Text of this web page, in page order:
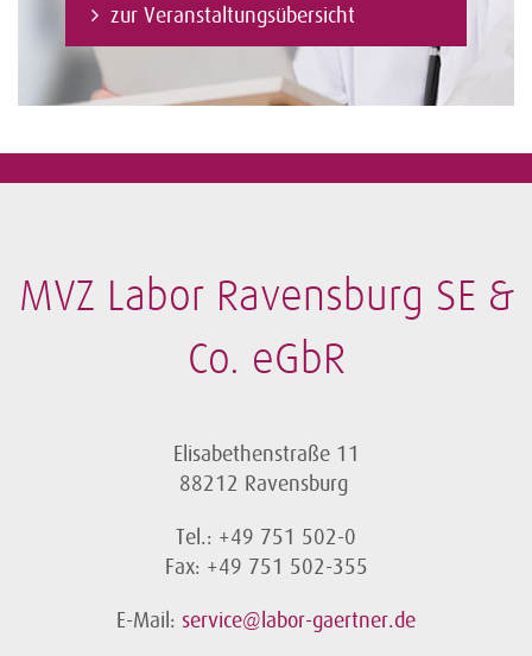
zur Veranstaltungsübersicht
MVZ Labor Ravensburg SE &
Co. eGbR
Elisabethenstraße 11
88212 Ravensburg
Tel.: +49 751 502-0
Fax: +49 751 502-355
E-Mail: service@labor-gaertner.de